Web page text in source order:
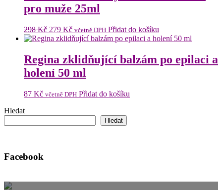
pro muže 25ml
298Kč Původní
cena
298 Kč.
279 KčAktuální
cena
279 Kč.
včetně DPH Přidat do košíku
Regina zklidňující balzám po epilaci a
holení 50 ml
87 Kč včetně DPH Přidat do košíku
Hledat
Hledat
Facebook